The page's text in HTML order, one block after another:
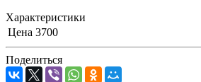
Характеристики
Цена 3700
Поделиться